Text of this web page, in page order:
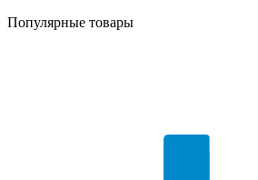
Популярные товары